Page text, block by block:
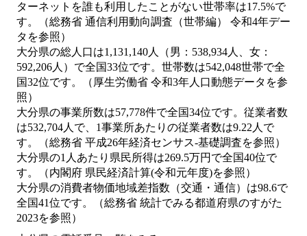
ターネットを誰も利用したことがない世帯率は17.5%で
す。（総務省 通信利用動向調査（世帯編） 令和4年デー
タを参照）
大分県の総人口は1,131,140人（男：538,934人、女：
592,206人）で全国33位です。世帯数は542,048世帯で全
国32位です。（厚生労働省 令和3年人口動態データを参
照）
大分県の事業所数は57,778件で全国34位です。従業者数
は532,704人で、1事業所あたりの従業者数は9.22人で
す。（総務省 平成26年経済センサス‐基礎調査を参照）
大分県の1人あたり県民所得は269.5万円で全国40位で
す。（内閣府 県民経済計算(令和元年度)を参照）
大分県の消費者物価地域差指数（交通・通信）は98.6で
全国41位です。（総務省 統計でみる都道府県のすがた
2023を参照）